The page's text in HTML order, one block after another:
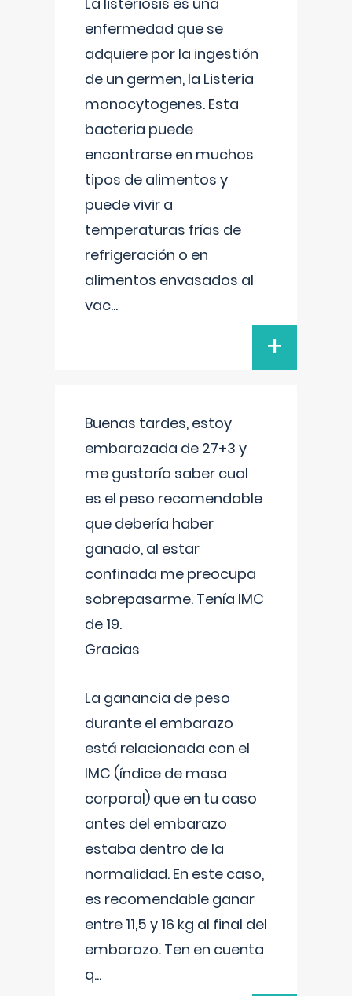
enfermedad que se
adquiere por la ingestión
de un germen, la Listeria
monocytogenes. Esta
bacteria puede
encontrarse en muchos
tipos de alimentos y
puede vivir a
temperaturas frías de
refrigeración o en
alimentos envasados al
vac...
+
Buenas tardes, estoy
embarazada de 27+3 y
me gustaría saber cual
es el peso recomendable
que debería haber
ganado, al estar
confinada me preocupa
sobrepasarme. Tenía IMC
de 19.
Gracias
La ganancia de peso
durante el embarazo
está relacionada con el
IMC (índice de masa
corporal) que en tu caso
antes del embarazo
estaba dentro de la
normalidad. En este caso,
es recomendable ganar
entre 11,5 y 16 kg al final del
embarazo. Ten en cuenta
q...